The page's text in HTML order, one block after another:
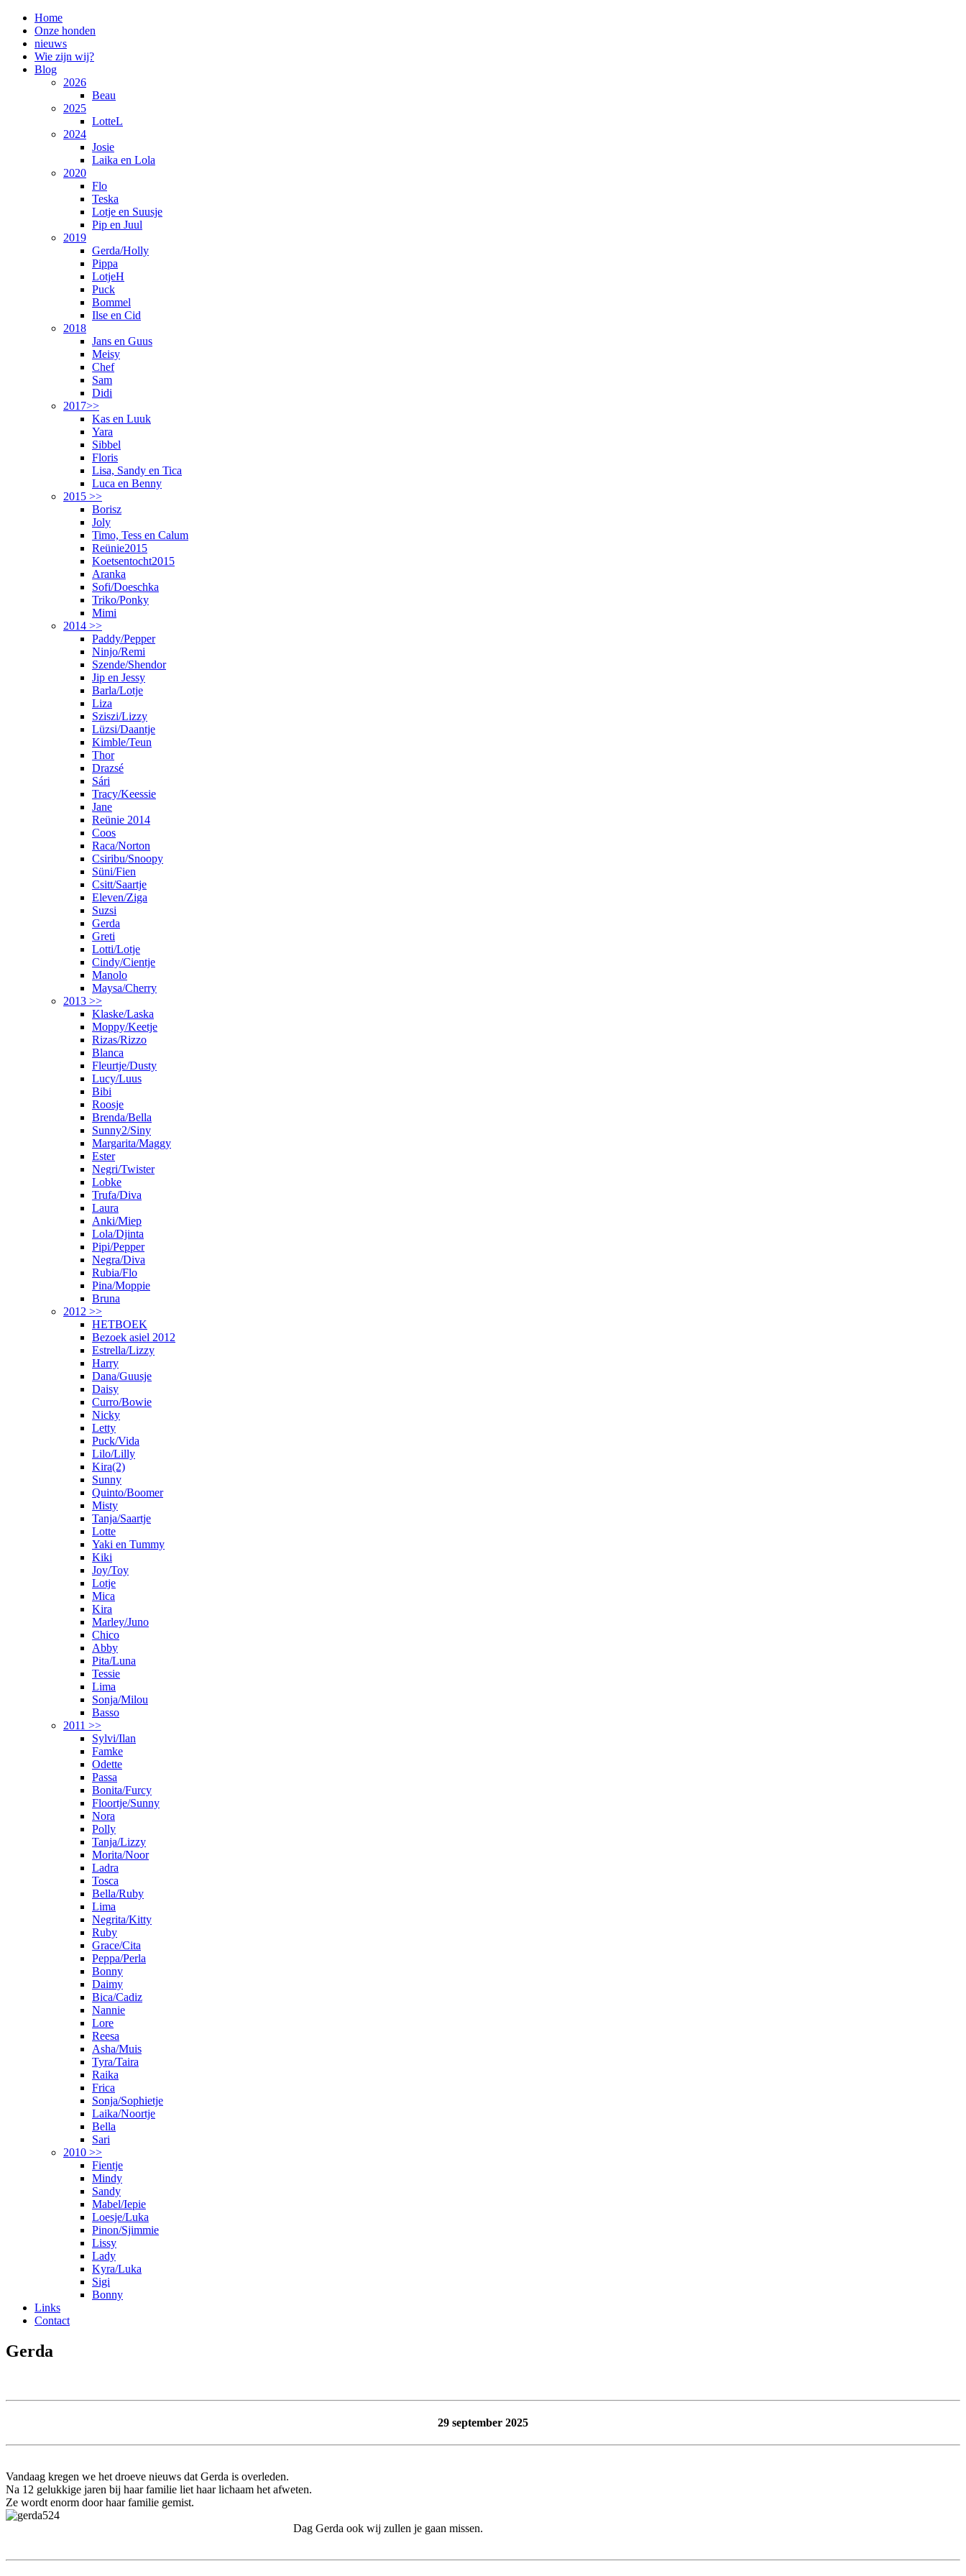
Home
Onze honden
nieuws
Wie zijn wij?
Blog
2026
Beau
2025
LotteL
2024
Josie
Laika en Lola
2020
Flo
Teska
Lotje en Suusje
Pip en Juul
2019
Gerda/Holly
Pippa
LotjeH
Puck
Bommel
Ilse en Cid
2018
Jans en Guus
Meisy
Chef
Sam
Didi
2017>>
Kas en Luuk
Yara
Sibbel
Floris
Lisa, Sandy en Tica
Luca en Benny
2015 >>
Borisz
Joly
Timo, Tess en Calum
Reünie2015
Koetsentocht2015
Aranka
Sofi/Doeschka
Triko/Ponky
Mimi
2014 >>
Paddy/Pepper
Ninjo/Remi
Szende/Shendor
Jip en Jessy
Barla/Lotje
Liza
Sziszi/Lizzy
Lüzsi/Daantje
Kimble/Teun
Thor
Drazsé
Sári
Tracy/Keessie
Jane
Reünie 2014
Coos
Raca/Norton
Csiribu/Snoopy
Süni/Fien
Csitt/Saartje
Eleven/Ziga
Suzsi
Gerda
Greti
Lotti/Lotje
Cindy/Cientje
Manolo
Maysa/Cherry
2013 >>
Klaske/Laska
Moppy/Keetje
Rizas/Rizzo
Blanca
Fleurtje/Dusty
Lucy/Luus
Bibi
Roosje
Brenda/Bella
Sunny2/Siny
Margarita/Maggy
Ester
Negri/Twister
Lobke
Trufa/Diva
Laura
Anki/Miep
Lola/Djinta
Pipi/Pepper
Negra/Diva
Rubia/Flo
Pina/Moppie
Bruna
2012 >>
HETBOEK
Bezoek asiel 2012
Estrella/Lizzy
Harry
Dana/Guusje
Daisy
Curro/Bowie
Nicky
Letty
Puck/Vida
Lilo/Lilly
Kira(2)
Sunny
Quinto/Boomer
Misty
Tanja/Saartje
Lotte
Yaki en Tummy
Kiki
Joy/Toy
Lotje
Mica
Kira
Marley/Juno
Chico
Abby
Pita/Luna
Tessie
Lima
Sonja/Milou
Basso
2011 >>
Sylvi/Ilan
Famke
Odette
Passa
Bonita/Furcy
Floortje/Sunny
Nora
Polly
Tanja/Lizzy
Morita/Noor
Ladra
Tosca
Bella/Ruby
Lima
Negrita/Kitty
Ruby
Grace/Cita
Peppa/Perla
Bonny
Daimy
Bica/Cadiz
Nannie
Lore
Reesa
Asha/Muis
Tyra/Taira
Raika
Frica
Sonja/Sophietje
Laika/Noortje
Bella
Sari
2010 >>
Fientje
Mindy
Sandy
Mabel/Iepie
Loesje/Luka
Pinon/Sjimmie
Lissy
Lady
Kyra/Luka
Sigi
Bonny
Links
Contact
Gerda
29 september 2025
Vandaag kregen we het droeve nieuws dat Gerda is overleden.
Na 12 gelukkige jaren bij haar familie liet haar lichaam het afweten.
Ze wordt enorm door haar familie gemist.
Dag Gerda ook wij zullen je gaan missen.